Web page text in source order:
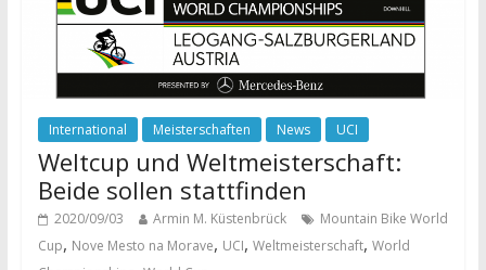
International Meisterschaften News UCI
Weltcup und Weltmeisterschaft:
Beide sollen stattfinden
2020/09/03 Armin M. Küstenbrück
Mountain Bike World
Cup, Nove Mesto na Morave, UCI, Weltmeisterschaft, World